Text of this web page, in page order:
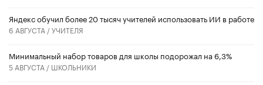
​Яндекс обучил более 20 тысяч учителей использовать ИИ в работе
6 АВГУСТА /УЧИТЕЛЯ
Минимальный набор товаров для школы подорожал на 6,3%
5 АВГУСТА / ШКОЛЬНИКИ